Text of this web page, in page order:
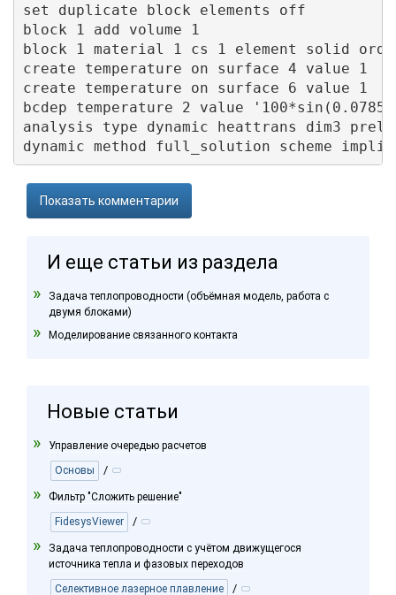
set duplicate block elements off
block 1 add volume 1
block 1 material 1 cs 1 element solid
create temperature on surface 4 value 1
create temperature on surface 6 value 1
bcdep temperature 2 value
analysis type dynamic heattrans dim3
Показать комментарии
И еще статьи из раздела
Задача теплопроводности (объёмная модель, работа с
двумя блоками)
Моделирование связанного контакта
Новые статьи
Управление очередью расчетов
Основы
/
Фильтр "Сложить решение"
FidesysViewer
/
Задача теплопроводности с учётом движущегося
источника тепла и фазовых переходов
Селективное лазерное плавление
/